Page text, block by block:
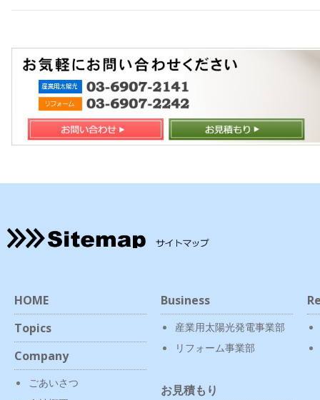
HOME
Topics
Company
ごあいさつ
Business
産業用太陽光発電事業部
リフォーム事業部
お見積もり